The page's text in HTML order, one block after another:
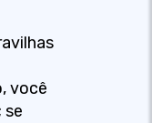
você
se